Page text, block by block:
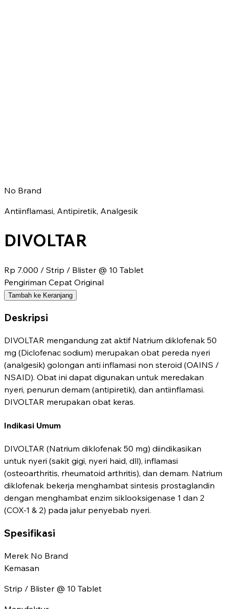
No Brand
Antiinflamasi, Antipiretik, Analgesik
DIVOLTAR
Rp 7.000 / Strip / Blister @ 10 Tablet
Pengiriman Cepat Original
Tambah ke Keranjang
Deskripsi
DIVOLTAR mengandung zat aktif Natrium diklofenak 50
mg (Diclofenac sodium) merupakan obat pereda nyeri
(analgesik) golongan anti inflamasi non steroid (OAINS /
NSAID). Obat ini dapat digunakan untuk meredakan
nyeri, penurun demam (antipiretik), dan antiinflamasi.
DIVOLTAR merupakan obat keras.
Indikasi Umum
DIVOLTAR (Natrium diklofenak 50 mg) diindikasikan
untuk nyeri (sakit gigi, nyeri haid, dll), inflamasi
(osteoarthritis, rheumatoid arthritis), dan demam. Natrium
diklofenak bekerja menghambat sintesis prostaglandin
dengan menghambat enzim siklooksigenase 1 dan 2
(COX-1 & 2) pada jalur penyebab nyeri.
Spesifikasi
Merek No Brand
Kemasan
Strip / Blister @ 10 Tablet